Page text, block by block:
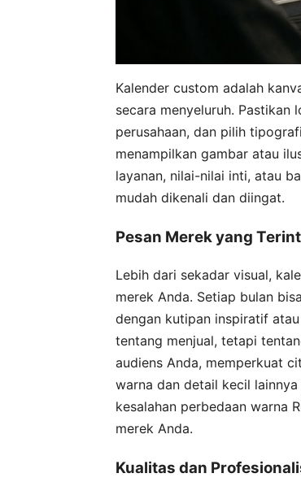
Kalender custom adalah
secara menyeluruh. Pastikan
perusahaan, dan pilih
menampilkan gambar atau
layanan, nilai-nilai inti, atau
mudah dikenali dan diingat.
Pesan Merek yang
Lebih dari sekadar visual,
merek Anda. Setiap bulan
dengan kutipan inspiratif
tentang menjual, tetapi
audiens Anda, memperkuat
warna dan detail kecil
kesalahan perbedaan warna
merek Anda.
Kualitas dan